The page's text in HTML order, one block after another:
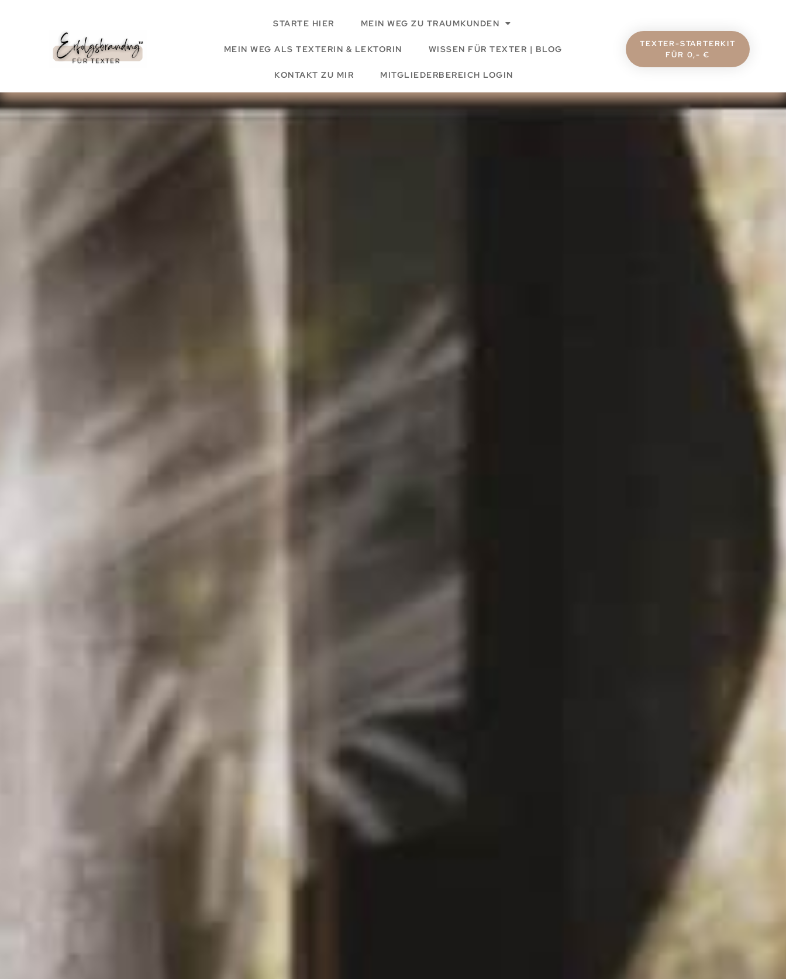
STARTE HIER MEIN WEG ZU TRAUMKUNDEN
MEIN WEG ALS TEXTERIN & LEKTORIN WISSEN FÜR TEXTER | BLOG
KONTAKT ZU MIR MITGLIEDERBEREICH LOGIN
TEXTER-STARTERKIT
FÜR 0,- €